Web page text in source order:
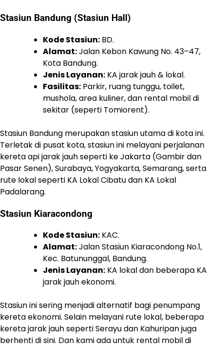
Stasiun Bandung (Stasiun Hall)
Kode Stasiun: BD.
Alamat:Jalan Kebon Kawung No. 43–47,
Kota Bandung.
Jenis Layanan: KA jarak jauh & lokal.
Fasilitas: Parkir, ruang tunggu, toilet,
mushola, area kuliner, dan rental mobil di
sekitar (seperti Tomiorent).
Stasiun Bandung merupakan stasiun utama di kota ini.
Terletak di pusat kota, stasiun ini melayani perjalanan
kereta api jarak jauh seperti ke Jakarta (Gambir dan
Pasar Senen), Surabaya, Yogyakarta, Semarang, serta
rute lokal seperti KA Lokal Cibatu dan KA Lokal
Padalarang.
Stasiun Kiaracondong
Kode Stasiun: KAC.
Alamat:Jalan Stasiun Kiaracondong No.1,
Kec. Batununggal, Bandung.
Jenis Layanan: KA lokal dan beberapa KA
jarak jauh ekonomi.
Stasiun ini sering menjadi alternatif bagi penumpang
kereta ekonomi. Selain melayani rute lokal, beberapa
kereta jarak jauh seperti Serayu dan Kahuripan juga
berhenti di sini. Dan kami ada untuk rental mobil di